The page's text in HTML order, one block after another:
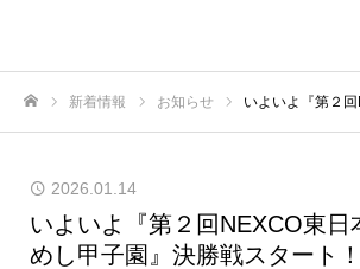
新着情報 お知らせ いよいよ『第２回NEXCO東日本
2026.01.14
いよいよ『第２回NEXCO東日
めし甲子園』決勝戦スタート！